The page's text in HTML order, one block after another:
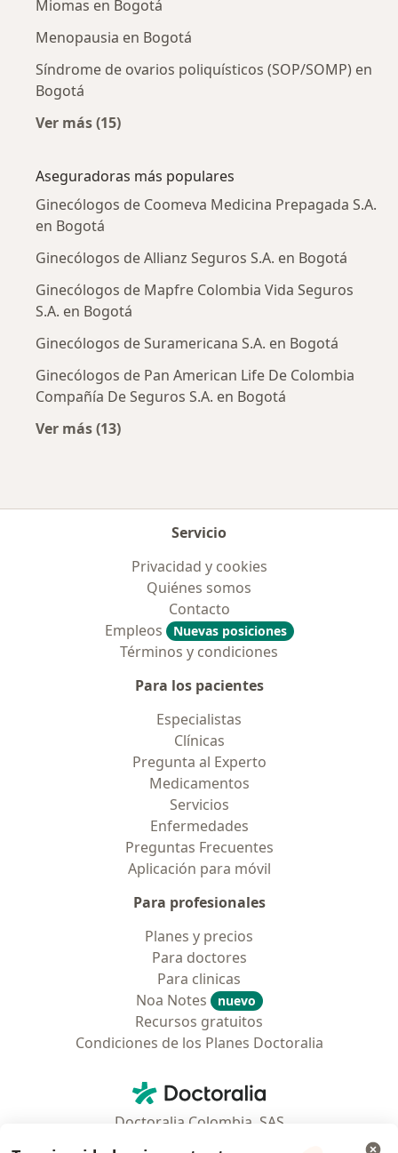
Miomas en Bogotá
Menopausia en Bogotá
Síndrome de ovarios poliquísticos (SOP/SOMP) en
Bogotá
Ver más (15)
Aseguradoras más populares
Ginecólogos de Coomeva Medicina Prepagada S.A.
en Bogotá
Ginecólogos de Allianz Seguros S.A. en Bogotá
Ginecólogos de Mapfre Colombia Vida Seguros
S.A. en Bogotá
Ginecólogos de Suramericana S.A. en Bogotá
Ginecólogos de Pan American Life De Colombia
Compañía De Seguros S.A. en Bogotá
Ver más (13)
Servicio
Privacidad y cookies
Quiénes somos
Contacto
Empleos
Nuevas posiciones
Términos y condiciones
Para los pacientes
Especialistas
Clínicas
Pregunta al Experto
Medicamentos
Servicios
Enfermedades
Preguntas Frecuentes
Aplicación para móvil
Para profesionales
Planes y precios
Para doctores
Para clinicas
Noa Notes
nuevo
Recursos gratuitos
Condiciones de los Planes Doctoralia
Doctoralia - Página de inicio
Doctoralia Colombia, SAS